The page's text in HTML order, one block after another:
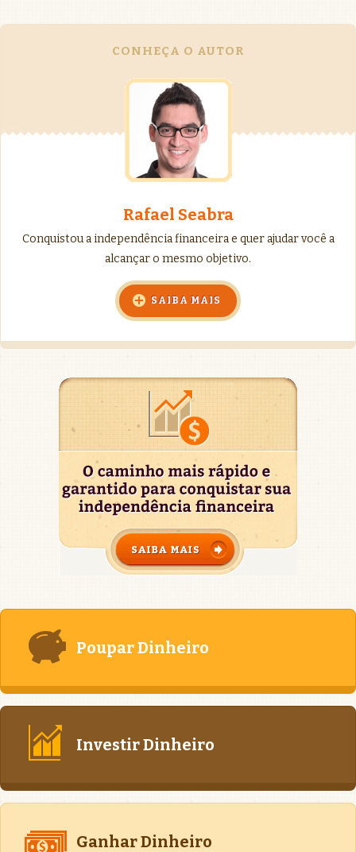
CONHEÇA O AUTOR
Rafael Seabra
Conquistou a independência financeira e quer ajudar você a
alcançar o mesmo objetivo.
SAIBA MAIS
Poupar Dinheiro
Investir Dinheiro
Ganhar Dinheiro